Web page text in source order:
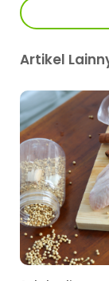
Artikel